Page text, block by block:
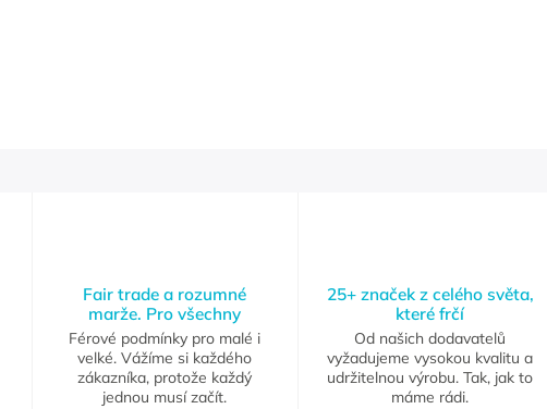
Fair trade a rozumné
marže. Pro všechny
Férové podmínky pro malé i
velké. Vážíme si každého
zákazníka, protože každý
jednou musí začít.
25+ značek z celého světa,
které frčí
Od našich dodavatelů
vyžadujeme vysokou kvalitu a
udržitelnou výrobu. Tak, jak to
máme rádi.